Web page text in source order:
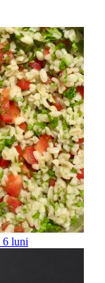
6 luni